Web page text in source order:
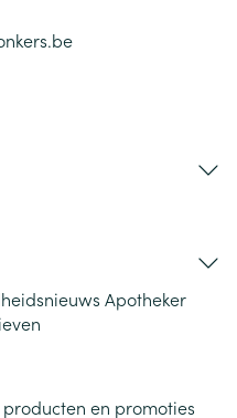
Apotheker
en promoties